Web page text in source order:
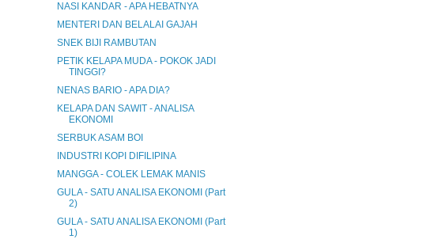
NASI KANDAR - APA HEBATNYA
MENTERI DAN BELALAI GAJAH
SNEK BIJI RAMBUTAN
PETIK KELAPA MUDA - POKOK JADI
TINGGI?
NENAS BARIO - APA DIA?
KELAPA DAN SAWIT - ANALISA
EKONOMI
SERBUK ASAM BOI
INDUSTRI KOPI DIFILIPINA
MANGGA - COLEK LEMAK MANIS
GULA - SATU ANALISA EKONOMI (Part
2)
GULA - SATU ANALISA EKONOMI (Part
1)